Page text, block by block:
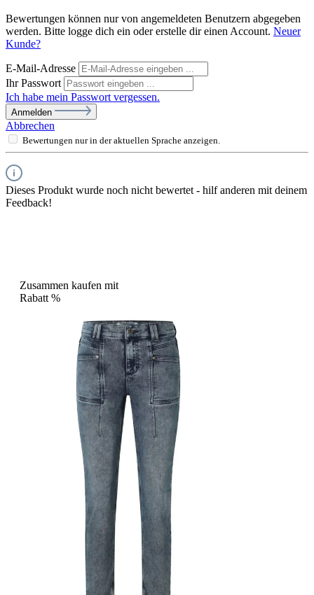
Bewertungen können nur von angemeldeten Benutzern abgegeben
werden. Bitte logge dich ein oder erstelle dir einen Account. Neuer
Kunde?
E-Mail-Adresse
Ihr Passwort
Ich habe mein Passwort vergessen.
Anmelden
Abbrechen
Bewertungen nur in der aktuellen Sprache anzeigen.
Dieses Produkt wurde noch nicht bewertet - hilf anderen mit deinem
Feedback!
Zusammen kaufen mit
Rabatt %